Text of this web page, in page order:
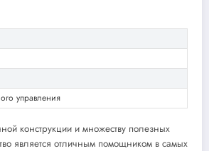
управления
конструкции и множеству полезных
является отличным помощником в самых